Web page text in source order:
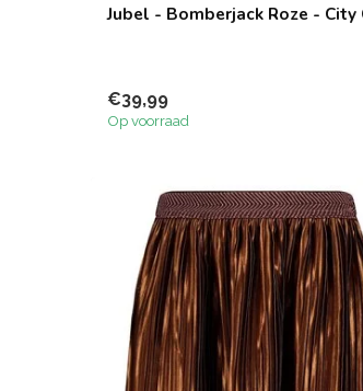
Jubel - Bomberjack Roze - City
€39,99
Op voorraad